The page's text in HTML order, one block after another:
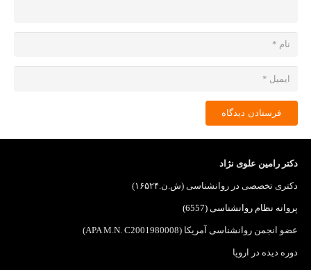
فرستادن دیدگاه
دکتر رامین علوی نژاد
دکتری تخصصی در روانشناسی (ش.ن.۱۶۵۲۴)
پروانه نظام روانشناسی (6557)
عضو انجمن روانشناسی آمریکا (APA M.N. C2001980008)
دوره دیده در اروپا